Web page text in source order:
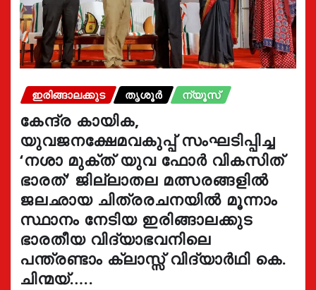
ഇരിങ്ങാലക്കുട തൃശൂർ ന്യൂസ്
കേന്ദ്ര കായിക,
യുവജനക്ഷേമവകുപ്പ് സംഘടിപ്പിച്ച
‘നശാ മുക്ത് യുവ ഫോർ വികസിത്
ഭാരത്’ ജില്ലാതല മത്സരങ്ങളിൽ
ജലഛായ ചിത്രരചനയിൽ മൂന്നാം
സ്ഥാനം നേടിയ ഇരിങ്ങാലക്കുട
ഭാരതീയ വിദ്യാഭവനിലെ
പന്ത്രണ്ടാം ക്ലാസ്സ് വിദ്യാർഥി കെ.
ചിന്മയ്…..